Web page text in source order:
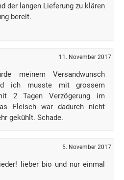
der langen Lieferung zu klären
bereit.
11. November 2017
meinem Versandwunsch
ich musste mit grossem
2 Tagen Verzögerung im
Fleisch war dadurch nicht
gekühlt. Schade.
5. November 2017
lieber bio und nur einmal